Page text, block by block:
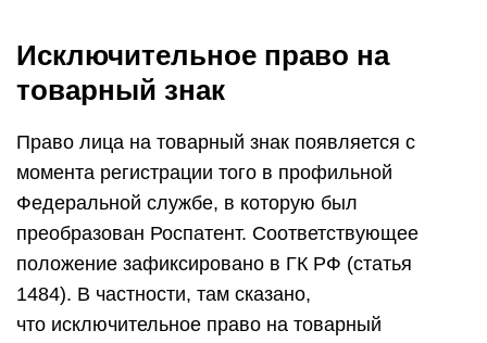
Исключительное право на
товарный знак
Право лица на товарный знак появляется с
момента регистрации того в профильной
Федеральной службе, в которую был
преобразован Роспатент. Соответствующее
положение зафиксировано в ГК РФ (статья
1484). В частности, там сказано,
что исключительное право на товарный